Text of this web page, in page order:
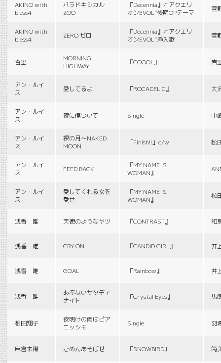
AKINO with
bless4
パラドキシカル
ZOO
『Decennia』/“アクエリ
オンEVOL”後期OPテーマ
菅
AKINO with
bless4
ZERO ゼロ
『Decennia』/“アクエリ
オンEVOL”挿入歌
菅
杏里
MORNING
HIGHWAY
『COOOL』 岩
アン・ルイ
ス
愛してるよ 『ROCADELIC』 大
アン・ルイ
ス
夜に傷ついて Single 中
アン・ルイ
ス
裸の月〜NAKED
MOON
「Finish!!」c/w 松
アン・ルイ
ス
FEED BACK
『MY NAME IS
WOMAN』
アン・ルイ
ス
愛してくれる女を
愛せ
『MY NAME IS
WOMAN』
松
浅香 唯 天使のようなヤツ 『CONTRAST』 和
浅香 唯 CRY ON 『CANDID GIRL』 井
浅香 唯 GOAL 『Rainbow』 井
浅香 唯
あぶないサタディ
ナイト
『Crystal Eyes』 馬
相田翔子
夜明けの雨はピア
ニッシモ
Single 羽
麻倉未稀 ごめんあそばせ 『SNOWBIRD』 筒